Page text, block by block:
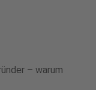
– warum